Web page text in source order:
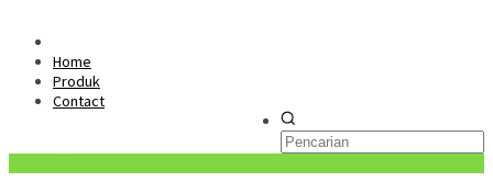
Home
Produk
Contact